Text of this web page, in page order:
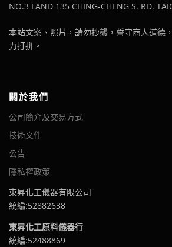
NO.3 LAND 135 CHING-CHENG S. RD.
本站文案、照片，請勿抄襲，誓守商人道德
力打拼。
關於我們
公司簡介及交易方式
技術文件
公告
隱私權政策
東昇化工儀器有限公司
統編:52882638
東昇化工原料儀器行
統編:52488869